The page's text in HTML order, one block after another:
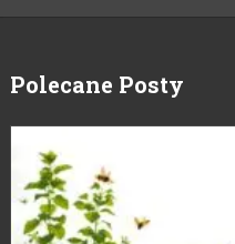
Polecane Posty